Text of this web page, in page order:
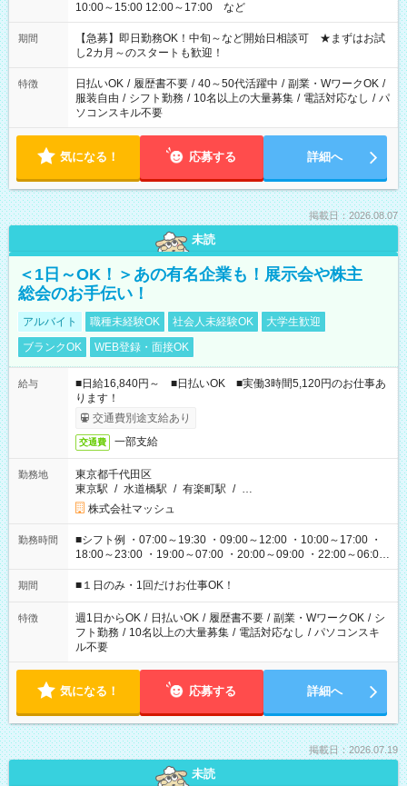
10:00～15:00 12:00～17:00 など
期間
【急募】即日勤務OK！中旬～など開始日相談可 ★まずはお試
し2カ月～のスタートも歓迎！
特徴 日払いOK / 履歴書不要 / 40～50代活躍中 / 副業・WワークOK /
服装自由 / シフト勤務 / 10名以上の大量募集 / 電話対応なし / パ
ソコンスキル不要
気になる！ 応募する 詳細へ
掲載日：2026.08.07
未読
＜1日～OK！＞あの有名企業も！展示会や株主
総会のお手伝い！
アルバイト 職種未経験OK 社会人未経験OK
大学生歓迎
ブランクOK
WEB登録・面接OK
給与
■日給16,840円～ ■日払いOK ■実働3時間5,120円のお仕事あ
ります！
交通費別途支給あり
交通費 一部支給
勤務地
東京都千代田区
東京駅 / 水道橋駅 / 有楽町駅 / …
株式会社マッシュ
勤務時間
■シフト例 ・07:00～19:30 ・09:00～12:00 ・10:00～17:00 ・
18:00～23:00 ・19:00～07:00 ・20:00～09:00 ・22:00～06:00
etc ★最短で3時間で5,120円のお仕事から 15時間で2万円近く稼
げるお仕事も！ ご希望のお時間に合わせてご紹介！ ※シフトは
ください！
期間 ■１日のみ・1回だけお仕事OK！
特徴 週1日からOK / 日払いOK / 履歴書不要 / 副業・WワークOK / シ
フト勤務 / 10名以上の大量募集 / 電話対応なし / パソコンスキ
ル不要
気になる！ 応募する 詳細へ
掲載日：2026.07.19
未読